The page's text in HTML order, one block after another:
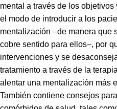
mental a través de los
el modo de introducir a los
mentalización –de manera que
cobre sentido para ellos–, por
intervenciones y se
tratamiento a través de la
alentar una mentalización más
También contiene consejos